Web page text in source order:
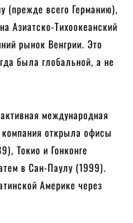
(прежде всего Германию),
Тихоокеанский
рынок Венгрии. Это
была глобальной, а не
международная
открыла офисы
Токио и Гонконге
в Сан-Паулу (1999).
Америке через